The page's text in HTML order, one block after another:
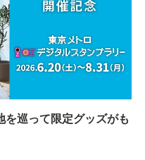
巡って限定グッズがも